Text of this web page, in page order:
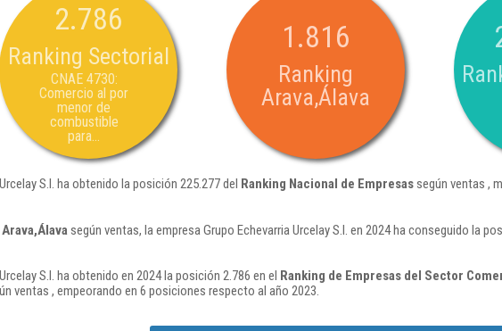
2.786
Ranking Sectorial
CNAE 4730:
Comercio al por
menor de
combustible
para...
1.816
Ranking
Arava,Álava
S.l. ha obtenido la posición 225.277 del Ranking Nacional de Empresassegún ventas ,
según ventas, la empresa Grupo Echevarria Urcelay S.l. en 2024 ha conseguido la
S.l. ha obtenido en 2024 la posición 2.786 en el Ranking de Empresas del Sector
ventas , empeorando en 6 posiciones respecto al año 2023.